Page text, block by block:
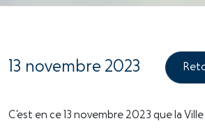
13 novembre 2023
C’est en ce 13 novembre 2023 que la